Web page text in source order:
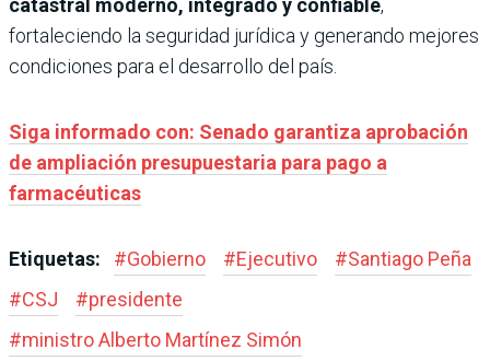
catastral moderno, integrado y confiable,
fortaleciendo la seguridad jurídica y generando mejores
condiciones para el desarrollo del país.
Siga informado con: Senado garantiza aprobación
de ampliación presupuestaria para pago a
farmacéuticas
Etiquetas: #Gobierno #Ejecutivo #Santiago Peña
#CSJ #presidente
#ministro Alberto Martínez Simón